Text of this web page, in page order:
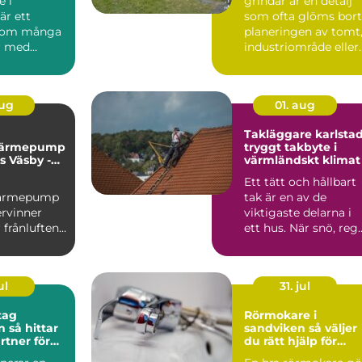
ett
många
med
som ofta glöms
planeringen av tomt,
industriområde eller
Väsby -
frånluften
01. aug
Takläggare karlstad
tryggt takbyte i
värmländskt klimat
Ett tätt och hållbart
tak är en av de
viktigaste delarna i
ett hus. När snö,
för
31. jul
Rörmokare i
sandviken så väljer
du rätt hjälp för